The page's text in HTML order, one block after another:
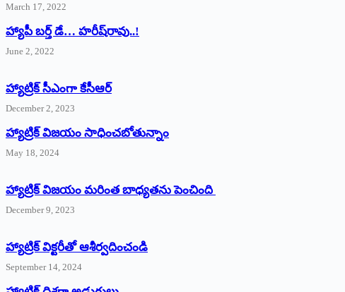
March 17, 2022
హ్యాపీ బర్త్ ‌డే… హరీష్‌రావు..!
June 2, 2022
హ్యాట్రిక్‌ ‌సీఎంగా కేసీఆర్‌
December 2, 2023
హ్యాట్రిక్‌ విజయం సాధించబోతున్నాం
May 18, 2024
హ్యాట్రిక్ విజయం మరింత బాధ్యతను పెంచింది
December 9, 2023
హ్యాట్రిక్‌ ‌విక్టరీతో ఆశీర్వదించండి
September 14, 2024